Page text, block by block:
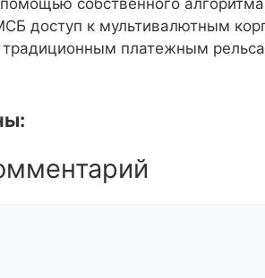
собственного
доступ к мультивалютным
платежным